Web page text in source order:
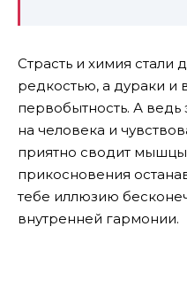
Страсть и химия стали
редкостью, а дураки и
первобытность. А ведь
на человека и
приятно сводит мышцы
прикосновения
тебе иллюзию
внутренней гармонии.